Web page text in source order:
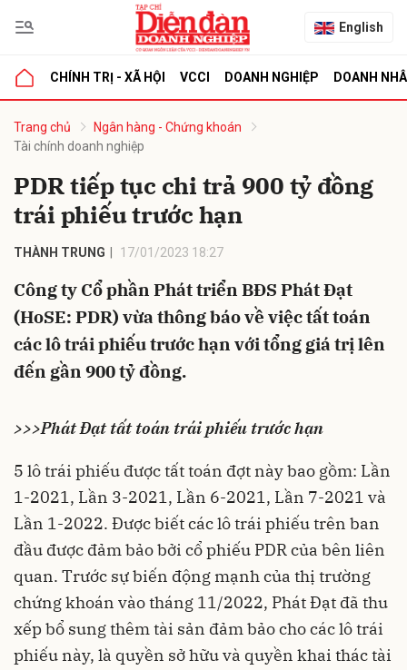
English
CHÍNH TRỊ - XÃ HỘI VCCI DOANH NGHIỆP DOANH
Trang chủ
Ngân hàng - Chứng khoán
Tài chính doanh nghiệp
PDR tiếp tục chi trả 900 tỷ đồng
trái phiếu trước hạn
THÀNH TRUNG 17/01/2023 18:27
Công ty Cổ phần Phát triển BĐS Phát Đạt
(HoSE: PDR) vừa thông báo về việc tất toán
các lô trái phiếu trước hạn với tổng giá trị lên
đến gần 900 tỷ đồng.
>>>Phát Đạt tất toán trái phiếu trước hạn
5 lô trái phiếu được tất toán đợt này bao gồm: Lần
1-2021, Lần 3-2021, Lần 6-2021, Lần 7-2021 và
Lần 1-2022. Được biết các lô trái phiếu trên ban
đầu được đảm bảo bởi cổ phiếu PDR của bên liên
quan. Trước sự biến động mạnh của thị trường
chứng khoán vào tháng 11/2022, Phát Đạt đã thu
xếp bổ sung thêm tài sản đảm bảo cho các lô trái
phiếu này, là quyền sở hữu và quyền khai thác tài
luận
Hủy